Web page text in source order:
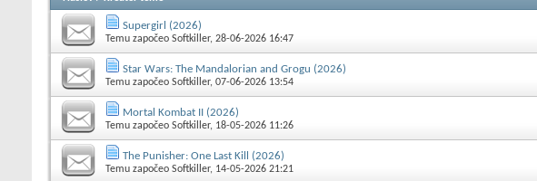
Supergirl (2026)
Temu započeo Softkiller, 28-06-2026 16:47
Star Wars: The Mandalorian and Grogu (2026)
Temu započeo Softkiller, 07-06-2026 13:54
Mortal Kombat II (2026)
Temu započeo Softkiller, 18-05-2026 11:26
The Punisher: One Last Kill (2026)
Temu započeo Softkiller, 14-05-2026 21:21